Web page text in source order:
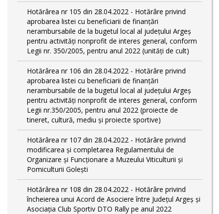
Hotărârea nr 105 din 28.04.2022 - Hotărâre privind
aprobarea listei cu beneficiarii de finanțări
nerambursabile de la bugetul local al județului Argeș
pentru activităţi nonprofit de interes general, conform
Legii nr. 350/2005, pentru anul 2022 (unități de cult)
Hotărârea nr 106 din 28.04.2022 - Hotărâre privind
aprobarea listei cu beneficiarii de finanțări
nerambursabile de la bugetul local al județului Argeș
pentru activităţi nonprofit de interes general, conform
Legii nr.350/2005, pentru anul 2022 (proiecte de
tineret, cultură, mediu și proiecte sportive)
Hotărârea nr 107 din 28.04.2022 - Hotărâre privind
modificarea și completarea Regulamentului de
Organizare și Funcționare a Muzeului Viticulturii și
Pomiculturii Golești
Hotărârea nr 108 din 28.04.2022 - Hotărâre privind
încheierea unui Acord de Asociere între Județul Argeș și
Asociația Club Sportiv DTO Rally pe anul 2022